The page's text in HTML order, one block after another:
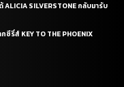
ALICIA SILVERSTONE กลับมารับ
รี่ส์ KEY TO THE PHOENIX